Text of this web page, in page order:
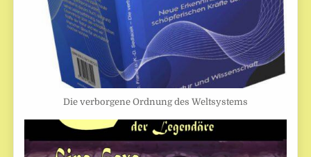
Die verborgene Ordnung des Weltsystems